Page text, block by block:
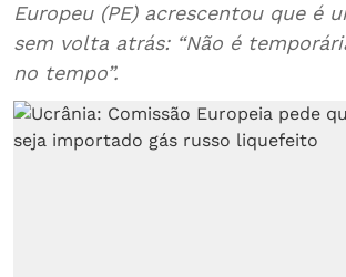
Europeu (PE) acrescentou que é
sem volta atrás: “Não é
no tempo”.